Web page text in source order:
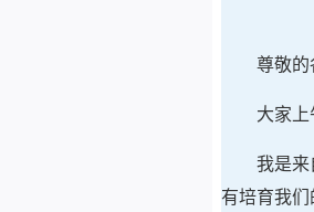
尊敬的
大家上
我是来
有培育我们